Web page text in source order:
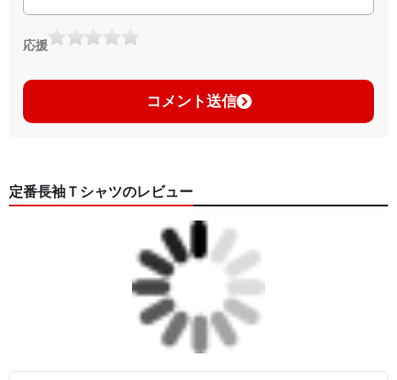
応援
コメント送信
定番長袖Ｔシャツのレビュー